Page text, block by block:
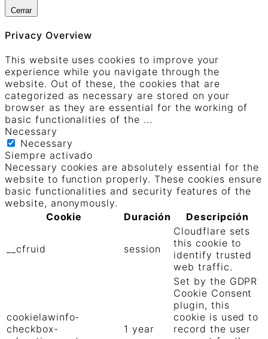
Cerrar
Privacy Overview
This website uses cookies to improve your
experience while you navigate through the
website. Out of these, the cookies that are
categorized as necessary are stored on your
browser as they are essential for the working of
basic functionalities of the ...
Necessary
Necessary
Siempre activado
Necessary cookies are absolutely essential for the
website to function properly. These cookies ensure
basic functionalities and security features of the
website, anonymously.
Cookie
Duración Descripción
__cfruid session
Cloudflare sets
this cookie to
identify trusted
web traffic.
cookielawinfo-
checkbox-
1 year
Set by the GDPR
Cookie Consent
plugin, this
cookie is used to
record the user